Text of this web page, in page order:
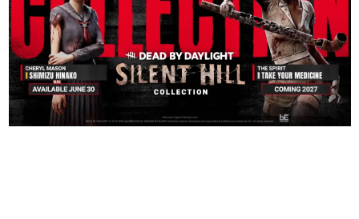
若ゲのいたり〜ゲームクリエイターの青春〜
『うつヌケ』『ペンと箸』等で知られるマンガ家・田中圭
一先生によるゲーム業界レポートマンガです。
なんでゲームは面白い？
ゲーム開発者・hamatsu氏がゲームの魅力を画面や操作の
具体的な形から解き明かしていく、硬派で骨太な評論連載